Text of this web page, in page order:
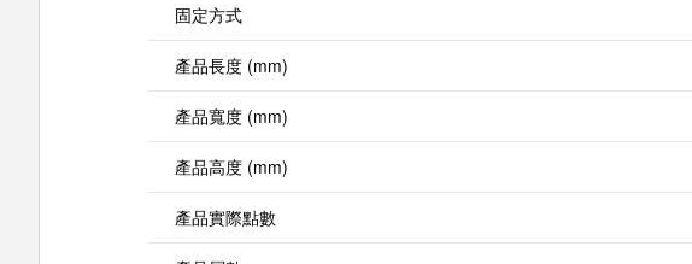
固定方式
產品長度 (mm)
產品寬度 (mm)
產品高度 (mm)
產品實際點數